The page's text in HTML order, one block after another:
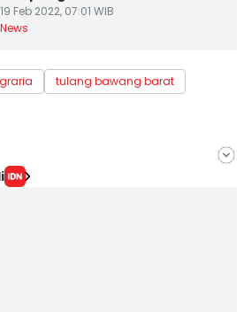
19 Feb 2022, 07:01 WIB
News
tulang bawang barat